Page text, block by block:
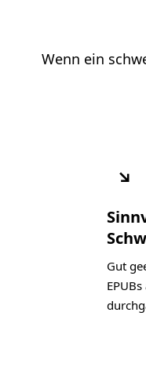
Wenn ein
↘
Gut